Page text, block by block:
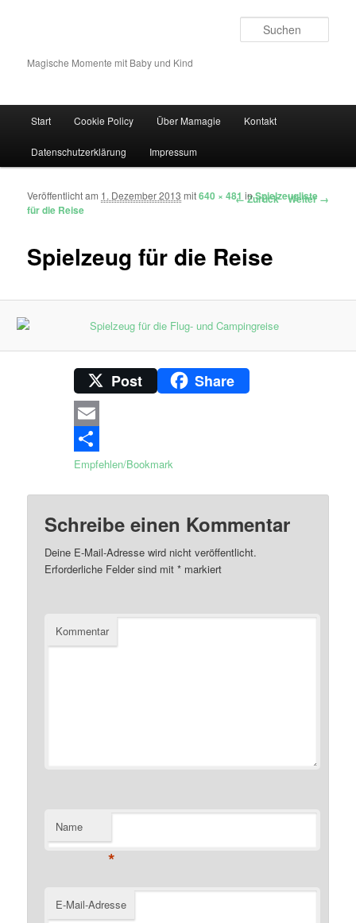
Magische Momente mit Baby und Kind
Zum Inhalt wechseln
Zum sekundären Inhalt wechseln
Start Cookie Policy Über Mamagie Kontakt
Datenschutzerklärung Impressum
Bilder-Navigation ← Zurück Weiter →
Spielzeug für die Reise
Veröffentlicht am 1. Dezember 2013 mit640 × 481 inSpielzeugliste
für die Reise
Post Share
Email
Empfehlen/Bookmark
Schreibe einen Kommentar
Deine E-Mail-Adresse wird nicht veröffentlicht.
Erforderliche Felder sind mit* markiert
Kommentar
Name
*
E-Mail-Adresse